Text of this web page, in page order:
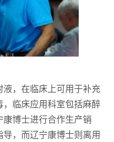
，在临床上可用于补充
临床应用科室包括麻醉
博士进行合作生产销
，而辽宁康博士则离用